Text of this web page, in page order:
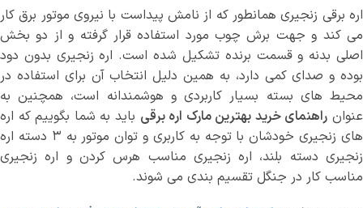
اره برقی زنجیری همانطور که از نامش پیداست با نیروی موتور برق کار
می کند و جهت برش چوب مورد استفاده قرار گرفته و از دو بخش
اصلی بدنه و قسمت برنده تشکیل شده است. اره زنجیری بدون دود
بوده و صدای کمی دارد، به همین دلیل انتخاب آن برای استفاده در
محیط های بسته بسیار کاربردی و هوشمندانه است، همچنین به
عنوان راهنمای خرید بهترین مارک اره برقی باید به شما بگوییم که اره
های زنجیری خودشان با توجه به کاربری و توان موتور به ۳ دسته اره
زنجیری دسته بلند، اره زنجیری مناسب هرس کردن و اره زنجیری
مناسب کار در جنگل تقسیم بندی می شوند.